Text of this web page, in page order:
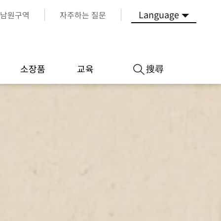
남원구역 자주하는 질문 Language
소장품 교육 搜尋